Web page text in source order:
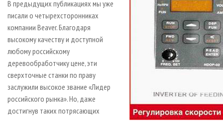
В предыдущих публикациях мы уже
писали о четырехсторонниках
компании Beaver. Благодаря
высокому качеству и доступной
любому российскому
деревообработчику цене, эти
сверхточные станки по праву
заслужили высокое звание «Лидер
российского рынка». Но, даже
достигнув таких потрясающих